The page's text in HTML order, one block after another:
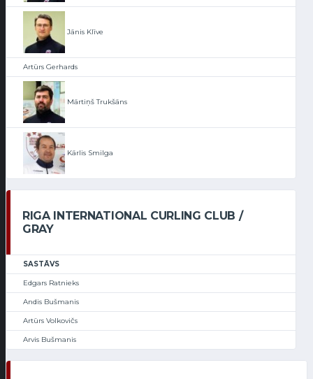
Jānis Klīve
Artūrs Gerhards
Mārtiņš Trukšāns
Kārlis Smilga
RIGA INTERNATIONAL CURLING CLUB /
GRAY
SASTĀVS
Edgars Ratnieks
Andis Bušmanis
Artūrs Volkovičs
Arvis Bušmanis